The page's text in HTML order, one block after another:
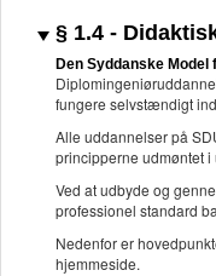
§ 1.4 -
Den Syddanske
fungere selvstændigt
Alle uddannelser på
principperne udmøntet
Ved at udbyde og
professionel standard
Nedenfor er
hjemmeside.